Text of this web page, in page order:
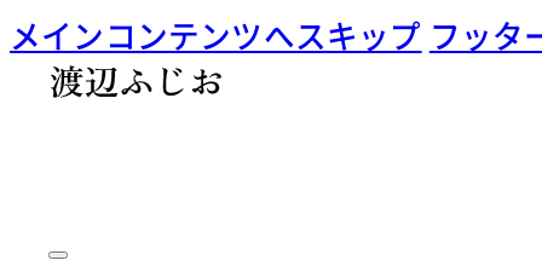
メインコンテンツへスキップ フッタ